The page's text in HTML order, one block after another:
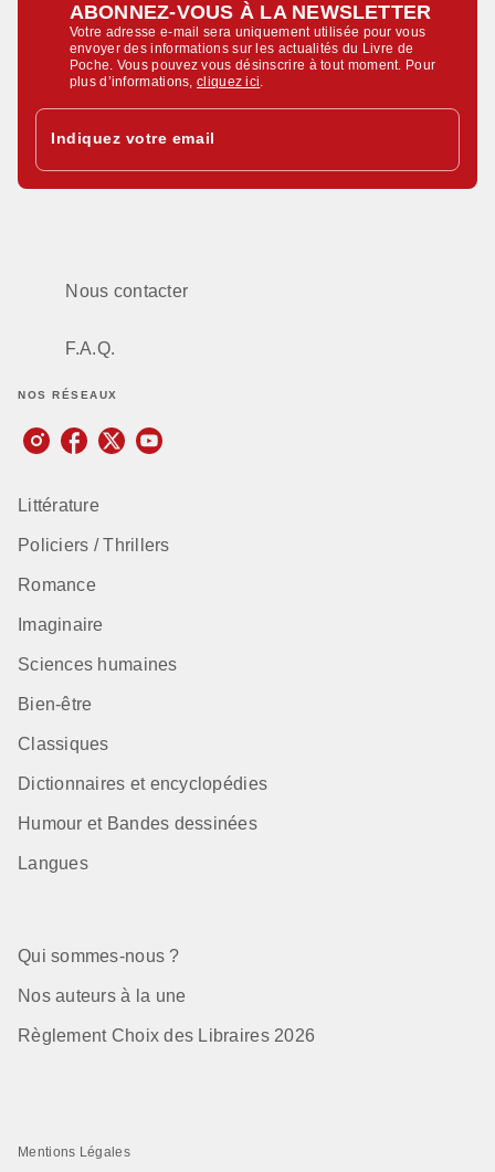
ABONNEZ-VOUS À LA NEWSLETTER
Votre adresse e-mail sera uniquement utilisée pour vous
envoyer des informations sur les actualités du Livre de
Poche. Vous pouvez vous désinscrire à tout moment. Pour
plus d’informations,cliquez ici
Indiquez votre email
Nous contacter
F.A.Q.
NOS RÉSEAUX
Littérature
Policiers / Thrillers
Romance
Imaginaire
Sciences humaines
Bien-être
Classiques
Dictionnaires et encyclopédies
Humour et Bandes dessinées
Langues
Qui sommes-nous ?
Nos auteurs à la une
Règlement Choix des Libraires 2026
Mentions Légales